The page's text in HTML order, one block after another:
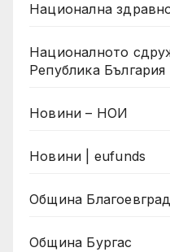
Национална
Националното
Република България
Новини – НОИ
Новини | eufunds
Община
Община Бургас